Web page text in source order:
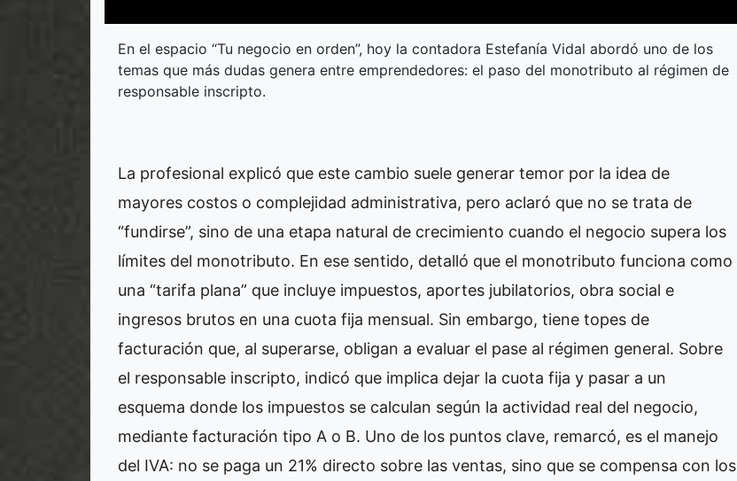
En el espacio “Tu negocio en orden”, hoy la contadora Estefanía Vidal abordó uno de los
temas que más dudas genera entre emprendedores: el paso del monotributo al régimen de
responsable inscripto.
La profesional explicó que este cambio suele generar temor por la idea de
mayores costos o complejidad administrativa, pero aclaró que no se trata de
“fundirse”, sino de una etapa natural de crecimiento cuando el negocio supera los
límites del monotributo. En ese sentido, detalló que el monotributo funciona como
una “tarifa plana” que incluye impuestos, aportes jubilatorios, obra social e
ingresos brutos en una cuota fija mensual. Sin embargo, tiene topes de
facturación que, al superarse, obligan a evaluar el pase al régimen general. Sobre
el responsable inscripto, indicó que implica dejar la cuota fija y pasar a un
esquema donde los impuestos se calculan según la actividad real del negocio,
mediante facturación tipo A o B. Uno de los puntos clave, remarcó, es el manejo
del IVA: no se paga un 21% directo sobre las ventas, sino que se compensa con los